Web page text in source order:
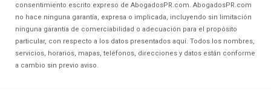
consentimiento escrito expreso de AbogadosPR.com. AbogadosPR.com
no hace ninguna garantía, expresa o implicada, incluyendo sin limitación
ninguna garantía de comerciabilidad o adecuación para el propósito
particular, con respecto a los datos presentados aquí. Todos los nombres,
servicios, horarios, mapas, teléfonos, direcciones y datos están conforme
a cambio sin previo aviso.